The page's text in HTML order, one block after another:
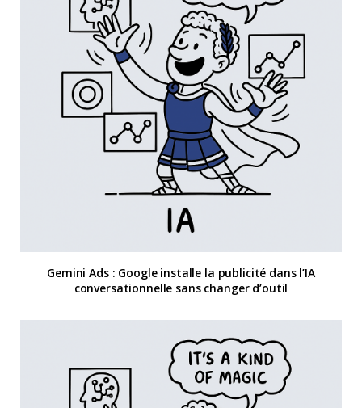
Gemini Ads : Google installe la publicité dans l’IA
conversationnelle sans changer d’outil